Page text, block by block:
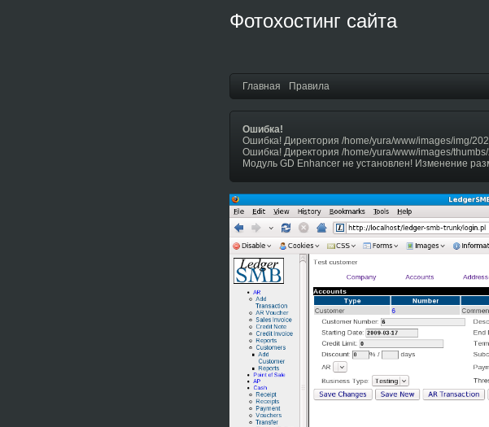
Фотохостинг сайта
Главная Правила
Ошибка!
Ошибка! Директория /home/yura/www/images/img/
Ошибка! Директория /home/yura/www/images/
Модуль GD Enhancer не установлен! Изменение